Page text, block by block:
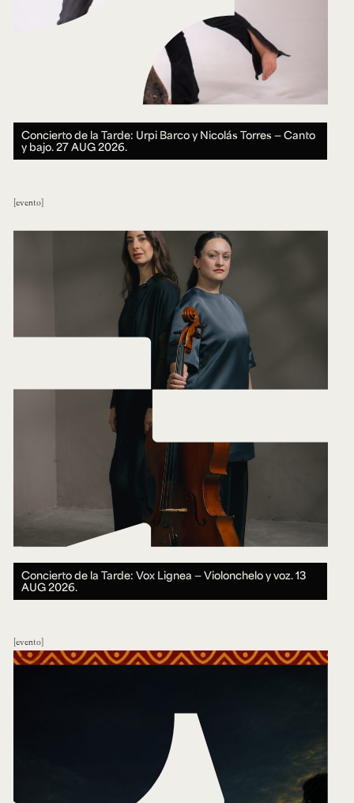
Concierto de la Tarde: Urpi Barco y Nicolás Torres — Canto
y bajo.27 AUG 2026.
evento
Concierto de la Tarde: Vox Lignea — Violonchelo y voz.13
AUG 2026.
evento